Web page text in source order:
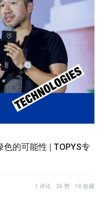
色的可能性 | TOPYS专
1 评论 36 赞 18 收藏